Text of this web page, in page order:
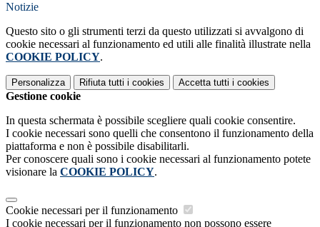
Notizie
Questo sito o gli strumenti terzi da questo utilizzati si avvalgono di
cookie necessari al funzionamento ed utili alle finalità illustrate nella
COOKIE POLICY.
Personalizza Rifiuta tutti i cookies Accetta tutti i cookies
Gestione cookie
In questa schermata è possibile scegliere quali cookie consentire.
I cookie necessari sono quelli che consentono il funzionamento della
piattaforma e non è possibile disabilitarli.
Per conoscere quali sono i cookie necessari al funzionamento potete
visionare la COOKIE POLICY.
Cookie necessari per il funzionamento
I cookie necessari per il funzionamento non possono essere